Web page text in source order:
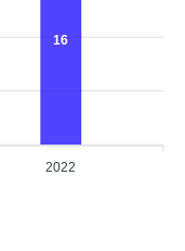
2022
16